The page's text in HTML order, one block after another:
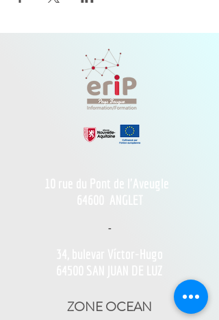
10 rue du Pont de l'Aveugle
-
ZONE OCEAN